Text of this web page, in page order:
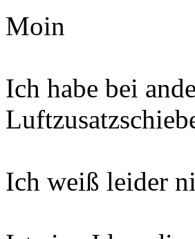
Moin
Ich habe bei
Ich weiß leider